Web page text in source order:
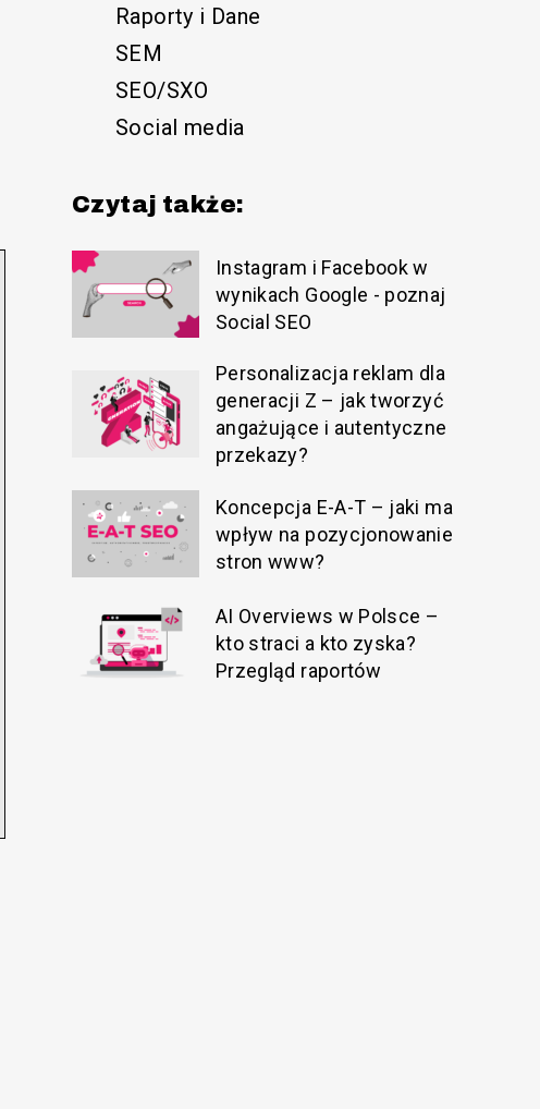
Raporty i Dane
SEM
SEO/SXO
Social media
Czytaj także:
Instagram i Facebook w
wynikach Google - poznaj
Social SEO
Personalizacja reklam dla
generacji Z – jak tworzyć
angażujące i autentyczne
przekazy?
Koncepcja E-A-T – jaki ma
wpływ na pozycjonowanie
stron www?
AI Overviews w Polsce –
kto straci a kto zyska?
Przegląd raportów